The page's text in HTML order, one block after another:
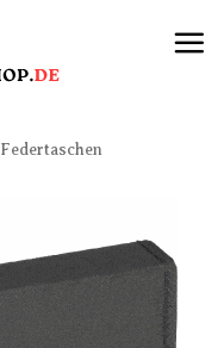
Federtaschen